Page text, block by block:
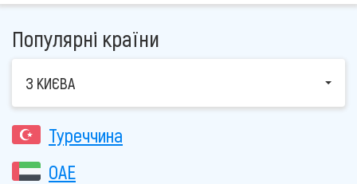
Популярні країни
З КИЄВА
Туреччина
ОАЕ